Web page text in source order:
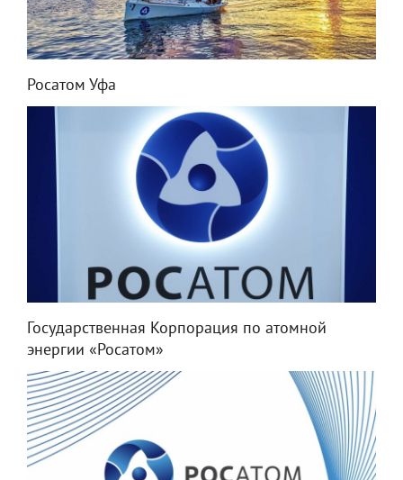
Росатом Уфа
Государственная Корпорация по атомной
энергии «Росатом»